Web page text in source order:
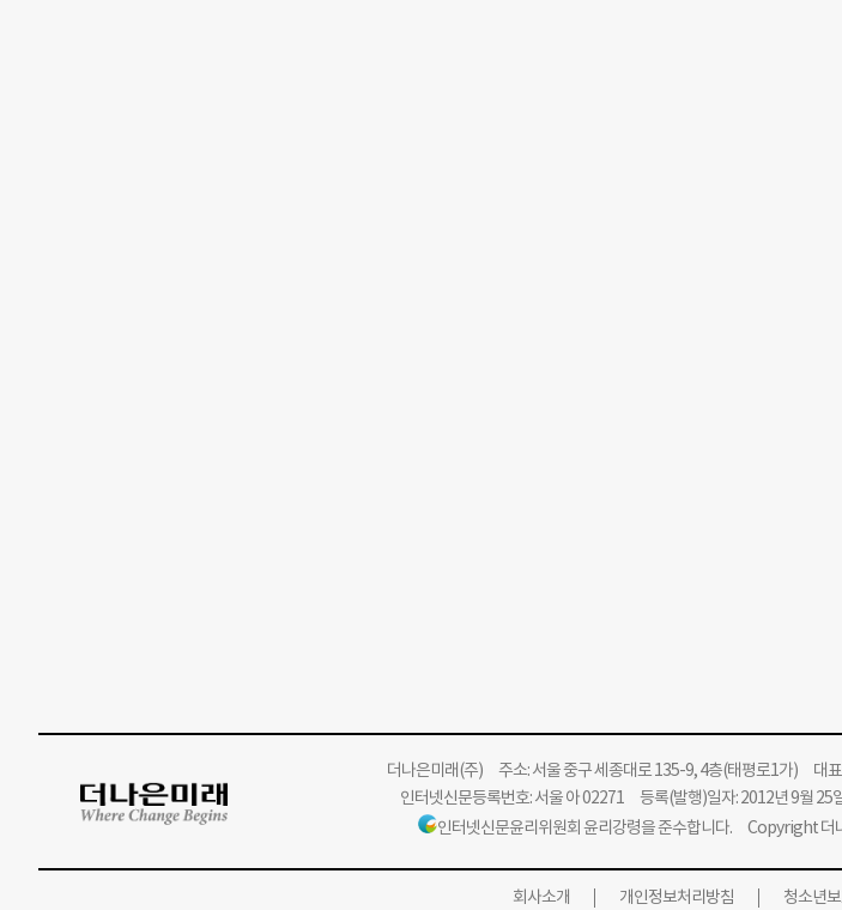
더나은미래(주)주소: 서울 중구 세종대로 135-9, 4층(태평로1가) 대
인터넷신문등록번호: 서울 아 02271 등록(발행)일자: 2012년 9월
인터넷신문윤리위원회 윤리강령을 준수합니다. Copyright 더
회사소개 개인정보처리방침 청소년